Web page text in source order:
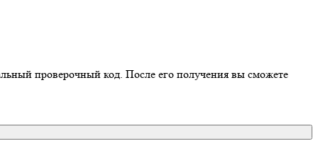
проверочный код. После его получения вы сможете